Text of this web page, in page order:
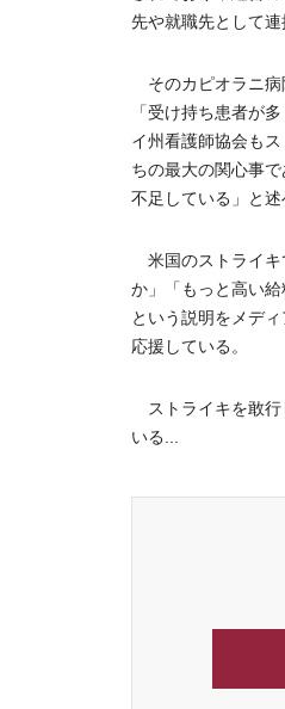
先や就職先として連
そのカピオラニ病
「受け持ち患者が
イ州看護師協会も
ちの最大の関心事
不足している」と述
米国のストライキ
か」「もっと高い
という説明をメデ
応援している。
ストライキを敢行
いる...